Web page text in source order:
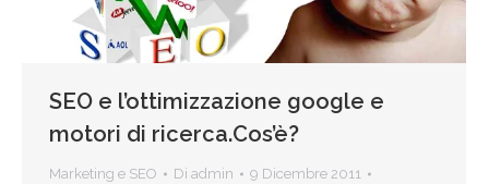
SEO e l’ottimizzazione google e
motori di ricerca.Cos’è?
Marketing e SEO Di admin
9 Dicembre 2011